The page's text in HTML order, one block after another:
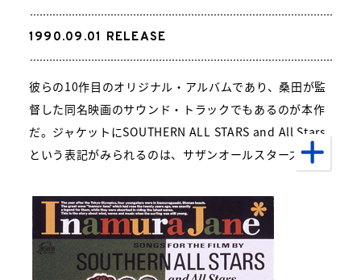
1990.09.01 RELEASE
彼らの10作目のオリジナル・アルバムであり、桑田が監
督した同名映画のサウンド・トラックでもあるのが本作
だ。ジャケットにSOUTHERN ALL STARS and All Stars
という表記がみられるのは、サザンオールスターズの音
演奏者)とが、地続きとなっているからでもある。映画の
舞台は1965年の鎌倉市稲村ヶ崎。ラテン音楽が一般的だ
った頃であり、「稲村ジェーン」、「マンボ」、「マリ
エル」、「愛は花のように (Ole!)」は、スペイン語詞の